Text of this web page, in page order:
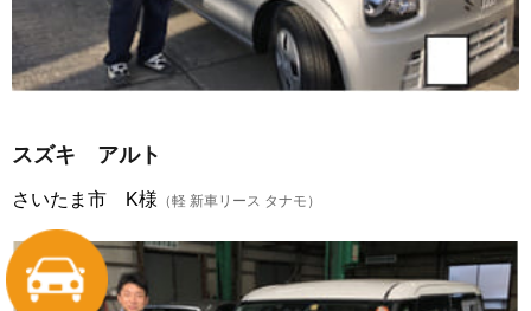
スズキ アルト
さいたま市 K様 （軽 新車リース タナモ）